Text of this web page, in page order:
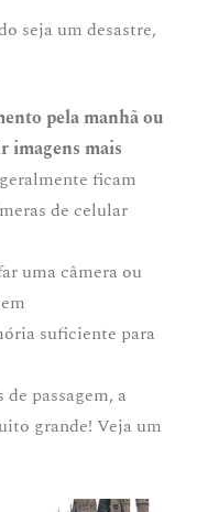
seja um desastre,
pela manhã ou
imagens mais
ficam
de celular
uma câmera ou
suficiente para
passagem, a
grande! Veja um